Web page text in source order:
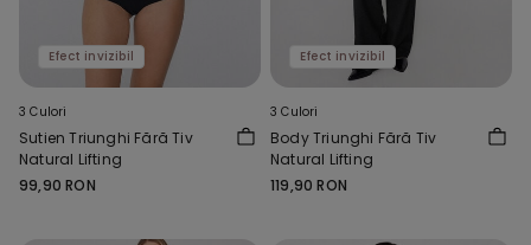
Efect invizibil
3 Culori
Sutien Triunghi Fără Tiv
Natural Lifting
99,90 RON
Efect invizibil
3 Culori
Body Triunghi Fără Tiv
Natural Lifting
119,90 RON